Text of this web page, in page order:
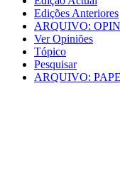
Edições Anteriores
ARQUIVO:
Ver Opiniões
Tópico
Pesquisar
ARQUIVO: